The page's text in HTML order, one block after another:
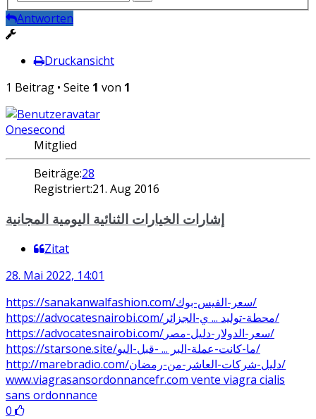
Antworten
Druckansicht
1 Beitrag • Seite 1 von 1
Onesecond
Mitglied
Beiträge:28
Registriert:21. Aug 2016
إشارات الخيارات الثنائية اليومية المجانية
Zitat
28. Mai 2022, 14:01
https://sanakanwalfashion.com/سعر-الفيس-بوك/
https://advocatesnairobi.com/محطة-توليد ... ي-الجزائر/
https://advocatesnairobi.com/سعر-الدولار-دليل-مصر/
https://starsone.site/ما-كانت-عملة-البر ... -قبل-اليو/
http://marebradio.com/دليل-شركات-العاشر-من-رمضان/
www.viagrasansordonnancefr.com vente viagra cialis
sans ordonnance
0